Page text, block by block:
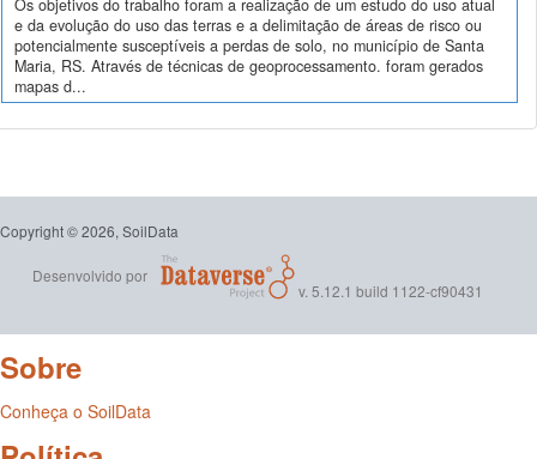
Os objetivos do trabalho foram a realização de um estudo do uso atual
e da evolução do uso das terras e a delimitação de áreas de risco ou
potencialmente susceptíveis a perdas de solo, no município de Santa
Maria, RS. Através de técnicas de geoprocessamento. foram gerados
mapas d...
Copyright © 2026, SoilData
Desenvolvido por
v. 5.12.1 build 1122-cf90431
Sobre
Conheça o SoilData